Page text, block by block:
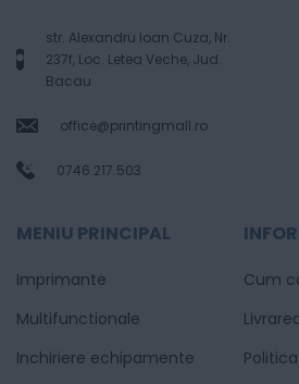
str. Alexandru Ioan Cuza, Nr.
237f, Loc. Letea Veche, Jud.
Bacau
office@printingmall.ro
0746.217.503
MENIU PRINCIPAL
Imprimante
Multifunctionale
Inchiriere echipamente
Cum